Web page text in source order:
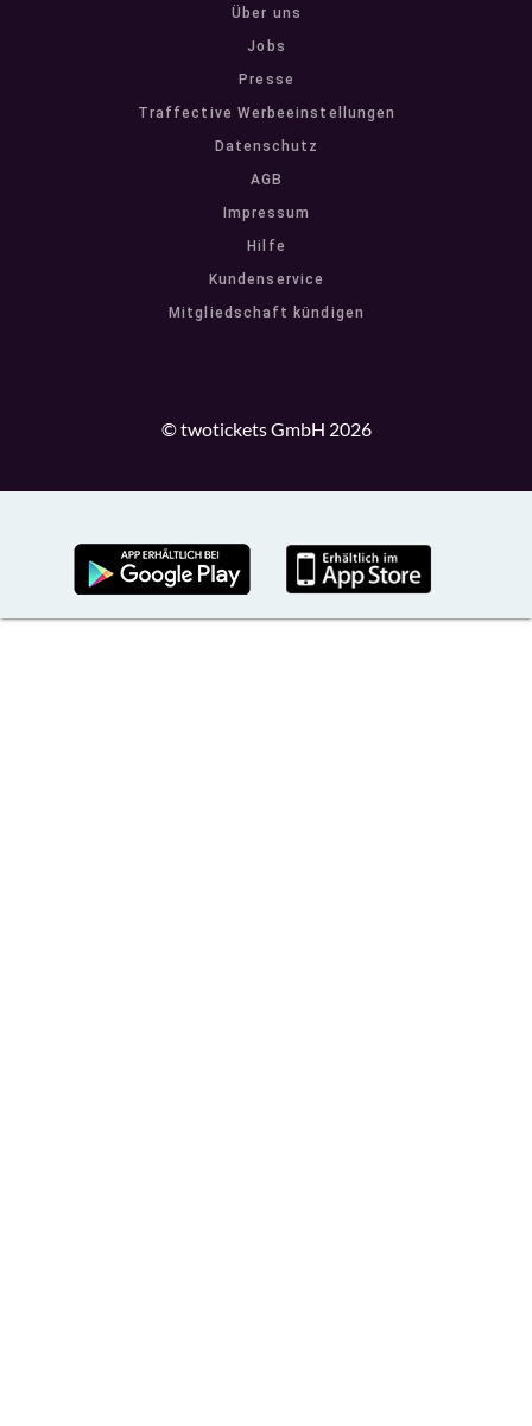
Über uns
Jobs
Presse
Traffective Werbeeinstellungen
Datenschutz
AGB
Impressum
Hilfe
Kundenservice
Mitgliedschaft kündigen
© twotickets GmbH 2026